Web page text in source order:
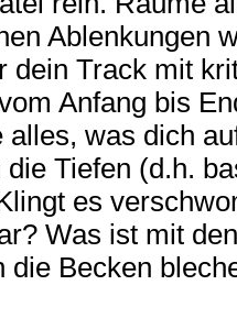
Ablenkungen
dein Track mit
Anfang bis
alles, was dich
die Tiefen (d.h.
es
Was ist mit
die Becken